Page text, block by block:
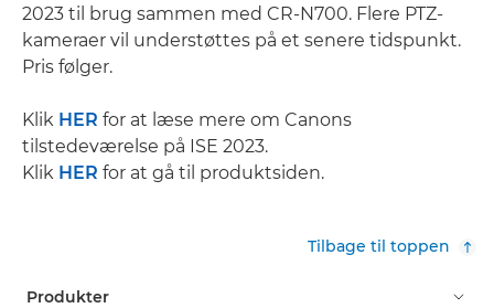
2023 til brug sammen med CR-N700. Flere PTZ-
kameraer vil understøttes på et senere tidspunkt.
Pris følger.
Klik HER for at læse mere om Canons
tilstedeværelse på ISE 2023.
Klik HER for at gå til produktsiden.
Tilbage til toppen
Produkter